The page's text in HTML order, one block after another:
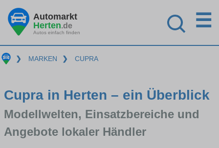
Automarkt
Herten.de
Autos einfach finden
☰
❯ MARKEN ❯ CUPRA
Cupra in Herten – ein Überblick
Modellwelten, Einsatzbereiche und
Angebote lokaler Händler